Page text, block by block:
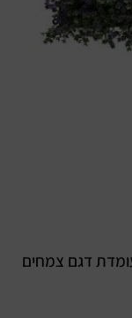
עומדת דגם צמחים